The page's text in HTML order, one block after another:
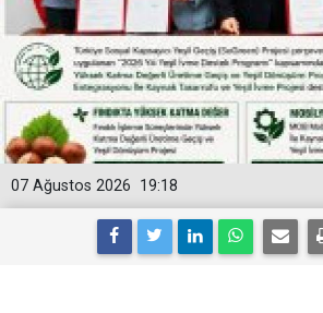
19:18
07 Ağustos 2026